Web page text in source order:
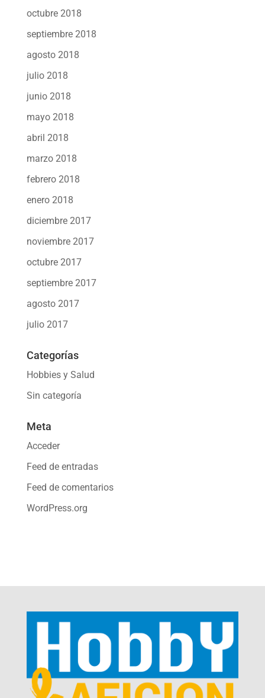
octubre 2018
septiembre 2018
agosto 2018
julio 2018
junio 2018
mayo 2018
abril 2018
marzo 2018
febrero 2018
enero 2018
diciembre 2017
noviembre 2017
octubre 2017
septiembre 2017
agosto 2017
julio 2017
Categorías
Hobbies y Salud
Sin categoría
Meta
Acceder
Feed de entradas
Feed de comentarios
WordPress.org